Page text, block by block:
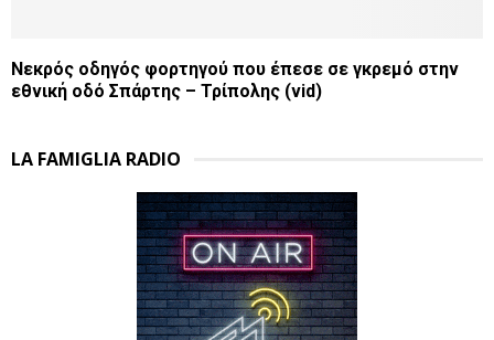
Νεκρός οδηγός φορτηγού που έπεσε σε γκρεμό στην
εθνική οδό Σπάρτης – Τρίπολης (vid)
LA FAMIGLIA RADIO